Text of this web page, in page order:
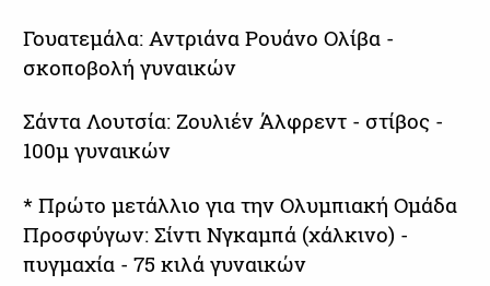
Γουατεμάλα: Αντριάνα Ρουάνο Ολίβα -
σκοποβολή γυναικών
Σάντα Λουτσία: Ζουλιέν Άλφρεντ - στίβος -
100μ γυναικών
* Πρώτο μετάλλιο για την Ολυμπιακή Ομάδα
Προσφύγων: Σίντι Νγκαμπά (χάλκινο) -
πυγμαχία - 75 κιλά γυναικών